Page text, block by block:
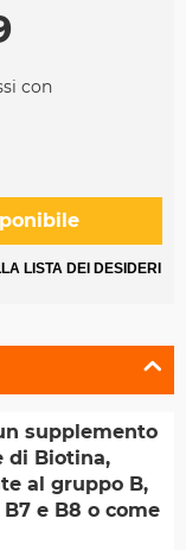
con
LISTA DEI DESIDERI
supplemento
di Biotina,
al gruppo B,
e B8 o come